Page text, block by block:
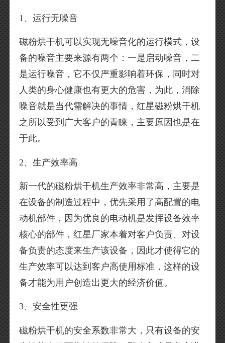
1、运行无噪音
磁粉烘干机可以实现无噪音化的运行模式，设
备的噪音主要来源有两个：一是启动噪音，二
是运行噪音，它不仅严重影响着环保，同时对
人类的身心健康也有更大的危害，为此，消除
噪音就是当代需解决的事情，红星磁粉烘干机
之所以受到广大客户的青睐，主要原因也是在
于此。
2、生产效率高
新一代的磁粉烘干机生产效率非常高，主要是
在设备的制造过程中，优先采用了高配置的电
动机部件，因为优良的电动机是发挥设备效率
核心的部件，红星厂家本着对客户负责、对设
备负责的态度来生产该设备，因此才使得它的
生产效率可以达到客户高使用标准，这样的设
备才能为用户创造出更大的经济价值。
3、安全性更强
磁粉烘干机的安全系数非常大，只有设备的安